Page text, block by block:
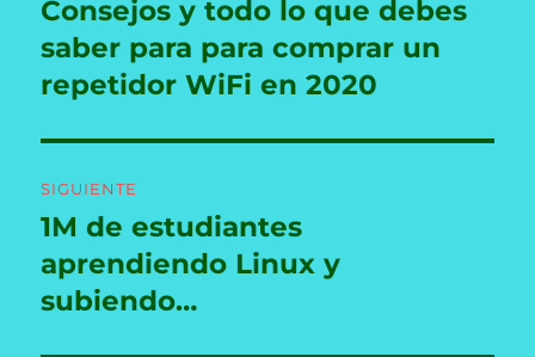
entradas
Entrada
anterior:
Consejos y todo lo que debes
saber para para comprar un
repetidor WiFi en 2020
SIGUIENTE
Entrada
siguiente:
1M de estudiantes
aprendiendo Linux y
subiendo…